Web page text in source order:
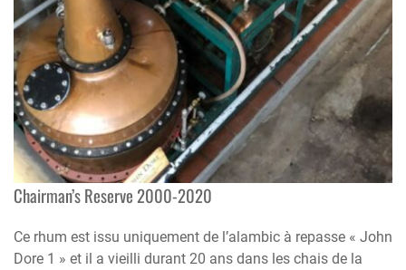
Chairman’s Reserve 2000-2020
Ce rhum est issu uniquement de l’alambic à repasse « John
Dore 1 » et il a vieilli durant 20 ans dans les chais de la